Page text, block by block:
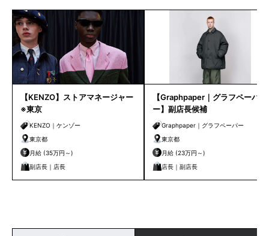
【KENZO】ストアマネージャー
※東京
KENZO｜ケンゾー
東京都
月給 (35万円～)
副店長｜店長
【Graphpaper｜グラフペーパ
ー】副店長候補
Graphpaper｜グラフペーパー
東京都
月給 (23万円～)
店長｜副店長